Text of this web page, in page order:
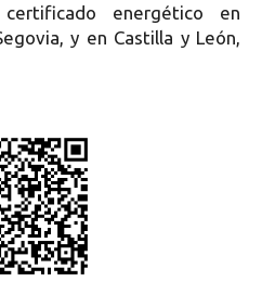
energético en
y en Castilla y León,